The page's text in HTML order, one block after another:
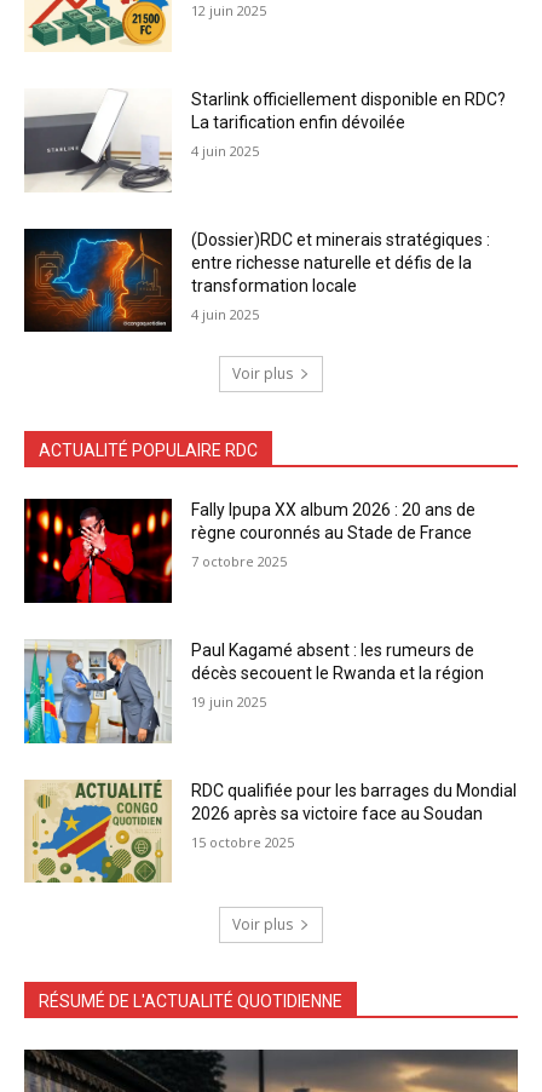
12 juin 2025
Starlink officiellement disponible en RDC?
La tarification enfin dévoilée
4 juin 2025
(Dossier)RDC et minerais stratégiques :
entre richesse naturelle et défis de la
transformation locale
4 juin 2025
Voir plus
ACTUALITÉ POPULAIRE RDC
Fally Ipupa XX album 2026 : 20 ans de
règne couronnés au Stade de France
7 octobre 2025
Paul Kagamé absent : les rumeurs de
décès secouent le Rwanda et la région
19 juin 2025
RDC qualifiée pour les barrages du Mondial
2026 après sa victoire face au Soudan
15 octobre 2025
Voir plus
RÉSUMÉ DE L'ACTUALITÉ QUOTIDIENNE